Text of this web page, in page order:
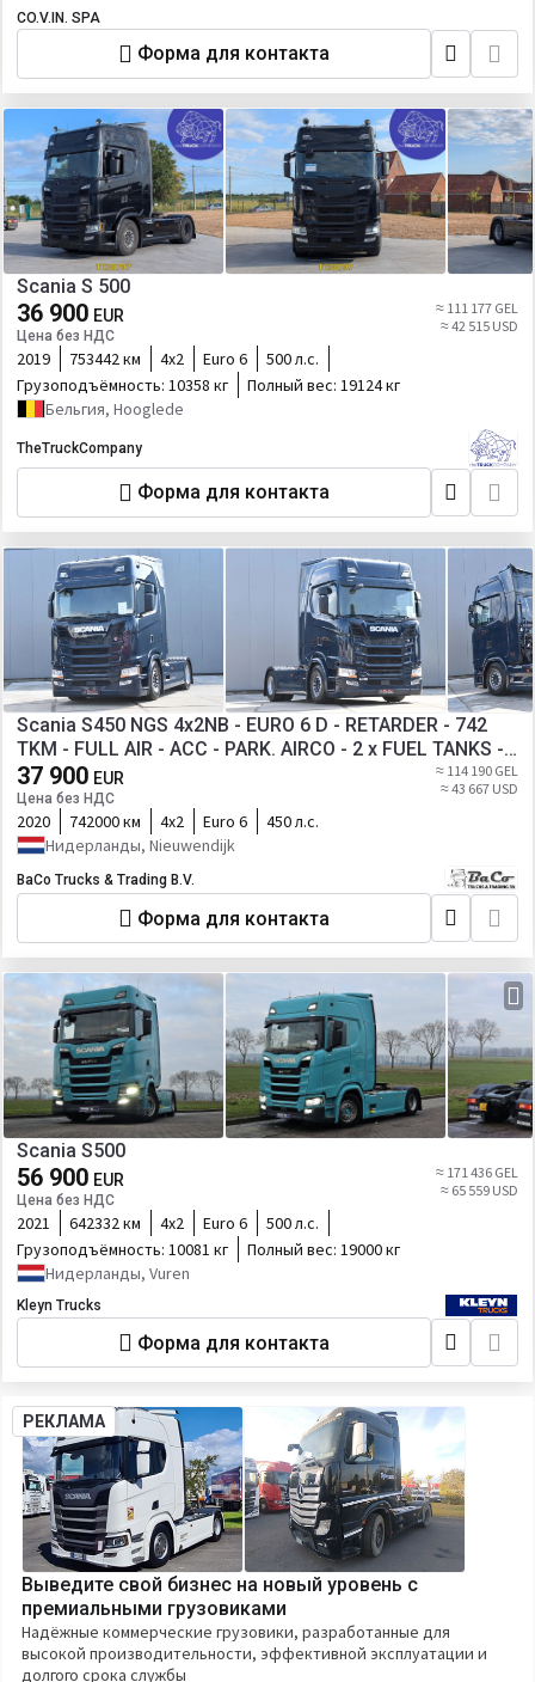
CO.V.IN. SPA
Форма для контакта
Scania S 500
36 900 EUR
Цена без НДС
≈ 111 177 GEL
≈ 42 515 USD
2019 753442 км 4х2 Euro 6
500 л.с.
Грузоподъёмность: 10358 кг Полный вес: 19124 кг
Бельгия, Hooglede
TheTruckCompany
Форма для контакта
Scania S450 NGS 4x2NB - EURO 6 D - RETARDER - 742
TKM - FULL AIR - ACC - PARK. AIRCO - 2 x FUEL TANKS -
GOOD CONDITION -
37 900 EUR
Цена без НДС
≈ 114 190 GEL
≈ 43 667 USD
2020 742000 км 4х2 Euro 6
450 л.с.
Нидерланды, Nieuwendijk
BaCo Trucks & Trading B.V.
Форма для контакта
Scania S500
56 900 EUR
Цена без НДС
≈ 171 436 GEL
≈ 65 559 USD
2021 642332 км 4х2 Euro 6
500 л.с.
Грузоподъёмность: 10081 кг Полный вес: 19000 кг
Нидерланды, Vuren
Kleyn Trucks
Форма для контакта
РЕКЛАМА
Выведите свой бизнес на новый уровень с
премиальными грузовиками
Надёжные коммерческие грузовики, разработанные для
высокой производительности, эффективной эксплуатации и
долгого срока службы